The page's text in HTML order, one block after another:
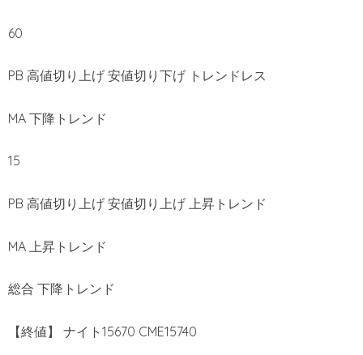
60
PB 高値切り上げ 安値切り下げ トレンドレス
MA 下降トレンド
15
PB 高値切り上げ 安値切り上げ 上昇トレンド
MA 上昇トレンド
総合 下降トレンド
【終値】 ナイト15670 CME15740